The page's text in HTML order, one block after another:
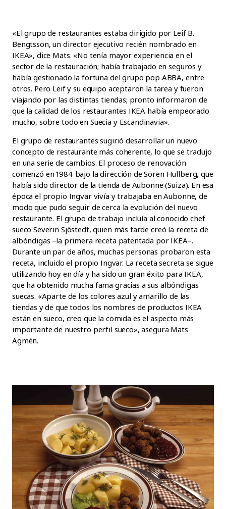
«El grupo de restaurantes estaba dirigido por Leif B.
Bengtsson, un director ejecutivo recién nombrado en
IKEA», dice Mats. «No tenía mayor experiencia en el
sector de la restauración; había trabajado en seguros y
había gestionado la fortuna del grupo pop ABBA, entre
otros. Pero Leif y su equipo aceptaron la tarea y fueron
viajando por las distintas tiendas; pronto informaron de
que la calidad de los restaurantes IKEA había empeorado
mucho, sobre todo en Suecia y Escandinavia».
El grupo de restaurantes sugirió desarrollar un nuevo
concepto de restaurante más coherente, lo que se tradujo
en una serie de cambios. El proceso de renovación
comenzó en 1984 bajo la dirección de Sören Hullberg, que
había sido director de la tienda de Aubonne (Suiza). En esa
época el propio Ingvar vivía y trabajaba en Aubonne, de
modo que pudo seguir de cerca la evolución del nuevo
restaurante. El grupo de trabajo incluía al conocido chef
sueco Severin Sjöstedt, quien más tarde creó la receta de
albóndigas –la primera receta patentada por IKEA–.
Durante un par de años, muchas personas probaron esta
receta, incluido el propio Ingvar. La receta secreta se sigue
utilizando hoy en día y ha sido un gran éxito para IKEA,
que ha obtenido mucha fama gracias a sus albóndigas
suecas. «Aparte de los colores azul y amarillo de las
tiendas y de que todos los nombres de productos IKEA
están en sueco, creo que la comida es el aspecto más
importante de nuestro perfil sueco», asegura Mats
Agmén.